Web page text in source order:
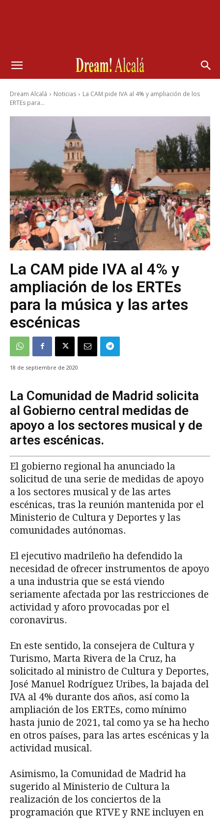
Dream Alcalá Noticias
La CAM pide IVA al 4% y ampliación de los
ERTEs para...
La CAM pide IVA al 4% y
ampliación de los ERTEs
para la música y las artes
escénicas
18 de septiembre de 2020
La Comunidad de Madrid solicita
al Gobierno central medidas de
apoyo a los sectores musical y de
artes escénicas.
El gobierno regional ha anunciado la
solicitud de una serie de medidas de apoyo
a los sectores musical y de las artes
escénicas, tras la reunión mantenida por el
Ministerio de Cultura y Deportes y las
comunidades autónomas.
El ejecutivo madrileño ha defendido la
necesidad de ofrecer instrumentos de apoyo
a una industria que se está viendo
seriamente afectada por las restricciones de
actividad y aforo provocadas por el
coronavirus.
En este sentido, la consejera de Cultura y
Turismo, Marta Rivera de la Cruz, ha
solicitado al ministro de Cultura y Deportes,
José Manuel Rodríguez Uribes, la bajada del
IVA al 4% durante dos años, así como la
ampliación de los ERTEs, como mínimo
hasta junio de 2021, tal como ya se ha hecho
en otros países, para las artes escénicas y la
actividad musical.
Asimismo, la Comunidad de Madrid ha
sugerido al Ministerio de Cultura la
realización de los conciertos de la
programación que RTVE y RNE incluyen en